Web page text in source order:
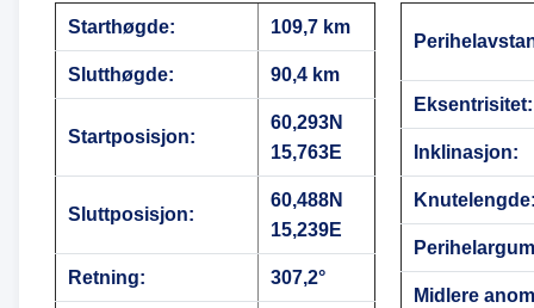
Starthøgde:
109,7 km
Slutthøgde: 90,4 km
Startposisjon:
60,293N
15,763E
Sluttposisjon:
60,488N
15,239E
Retning: 307,2°
Eksentrisitet:
Inklinasjon:
Midlere